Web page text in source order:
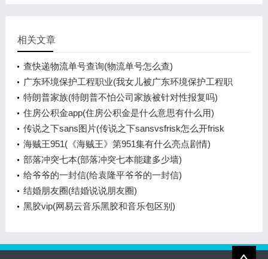
相关文章
查快递物流单号查询(物流单号怎么查)
广东环境保护工程职业(我女儿被广东环境保护工程职
业学院资源
特朗普家族(特朗普不怕公司家族被针对性报复吗)
住房公积金app(住房公积金是什么意思有什么用)
传说之下sans图片(传说之下sansvsfrisk怎么开frisk
模式)
海贼王951(《海贼王》第951集有什么亮点剧情)
部落冲突七本(部落冲突七本能建多少墙)
给爷爷的一封信(给袁隆平爷爷的一封信)
结婚朋友圈(结婚说说朋友圈)
黑胶vip(网易云音乐黑胶和音乐包区别)